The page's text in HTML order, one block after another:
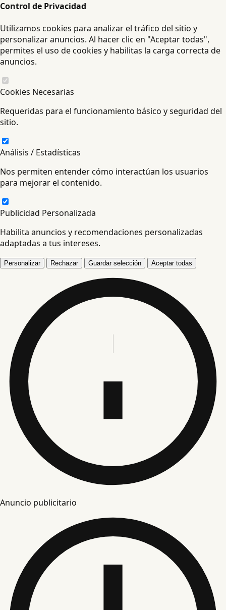
Control de Privacidad
Utilizamos cookies para analizar el tráfico del sitio y
personalizar anuncios. Al hacer clic en "Aceptar todas",
permites el uso de cookies y habilitas la carga correcta de
anuncios.
Cookies Necesarias
Requeridas para el funcionamiento básico y seguridad del
sitio.
Análisis / Estadísticas
Nos permiten entender cómo interactúan los usuarios
para mejorar el contenido.
Publicidad Personalizada
Habilita anuncios y recomendaciones personalizadas
adaptadas a tus intereses.
Personalizar Rechazar Guardar selección Aceptar todas
Anuncio publicitario